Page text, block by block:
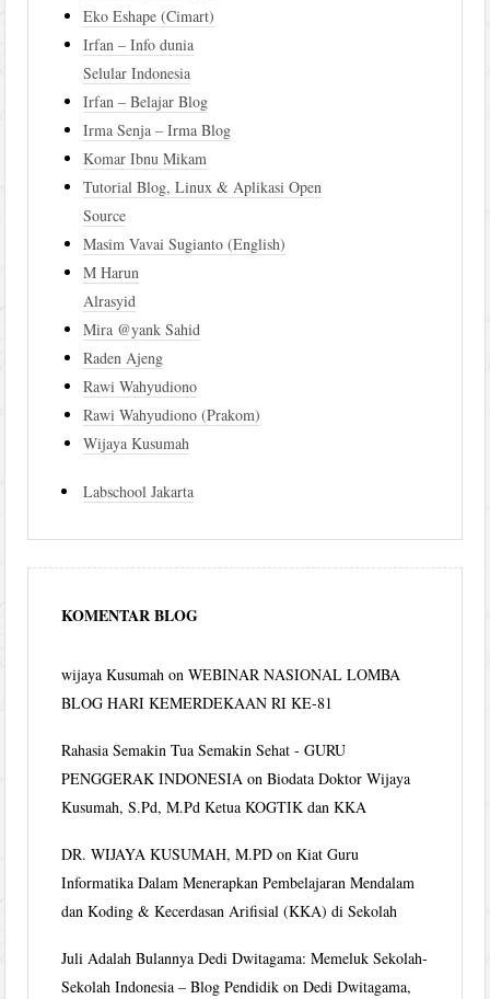
Eko Eshape (Cimart)
Irfan – Info dunia
Selular Indonesia
Irfan – Belajar Blog
Irma Senja – Irma Blog
Komar Ibnu Mikam
Tutorial Blog, Linux & Aplikasi Open
Source
Masim Vavai Sugianto (English)
M Harun
Alrasyid
Mira @yank Sahid
Raden Ajeng
Rawi Wahyudiono
Rawi Wahyudiono (Prakom)
Wijaya Kusumah
Labschool Jakarta
KOMENTAR BLOG
wijaya Kusumah onWEBINAR NASIONAL LOMBA
BLOG HARI KEMERDEKAAN RI KE-81
Rahasia Semakin Tua Semakin Sehat - GURU
PENGGERAK INDONESIA onBiodata Doktor Wijaya
Kusumah, S.Pd, M.Pd Ketua KOGTIK dan KKA
DR. WIJAYA KUSUMAH, M.PD onKiat Guru
Informatika Dalam Menerapkan Pembelajaran Mendalam
dan Koding & Kecerdasan Arifisial (KKA) di Sekolah
Juli Adalah Bulannya Dedi Dwitagama: Memeluk Sekolah-
Sekolah Indonesia – Blog Pendidik onDedi Dwitagama,